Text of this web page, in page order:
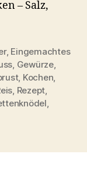
– Salz,
, Eingemachtes
, Gewürze,
, Kochen,
, Rezept,
,